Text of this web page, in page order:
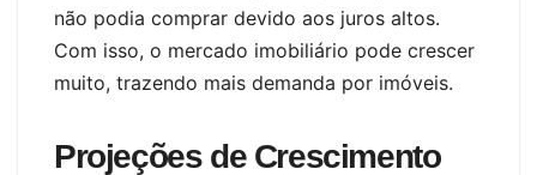
não podia comprar devido aos juros altos.
Com isso, o mercado imobiliário pode crescer
muito, trazendo mais demanda por imóveis.
Projeções de Crescimento